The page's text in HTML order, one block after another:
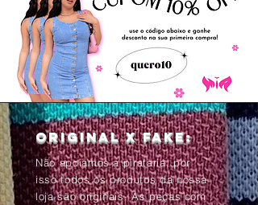
Original x Fake:
Não apoiamos a pirataria, por
isso todos os produtos da nossa
loja são originais. As peças com